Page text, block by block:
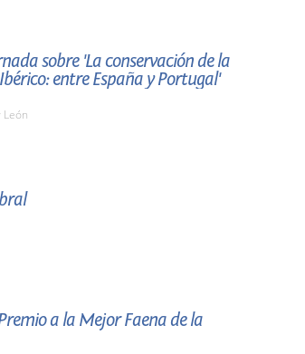
sobre 'La conservación de la
entre España y Portugal'
León
a la Mejor Faena de la